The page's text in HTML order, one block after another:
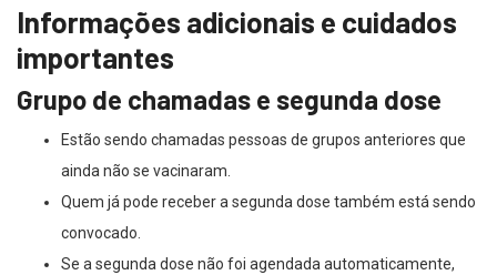
Informações adicionais e cuidados
importantes
Grupo de chamadas e segunda dose
Estão sendo chamadas pessoas de grupos anteriores que
ainda não se vacinaram.
Quem já pode receber a segunda dose também está sendo
convocado.
Se a segunda dose não foi agendada automaticamente,